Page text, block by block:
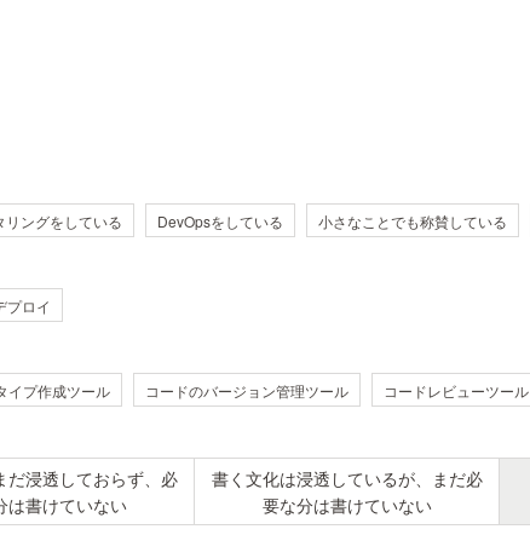
リングをしている DevOpsをしている 小さなことでも称賛している
プロイ
イプ作成ツール コードのバージョン管理ツール コードレビューツール
だ浸透しておらず、必
は書けていない
書く文化は浸透しているが、まだ必
要な分は書けていない